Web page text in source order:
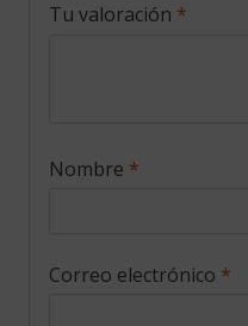
Tu valoración *
Nombre *
Correo electrónico *